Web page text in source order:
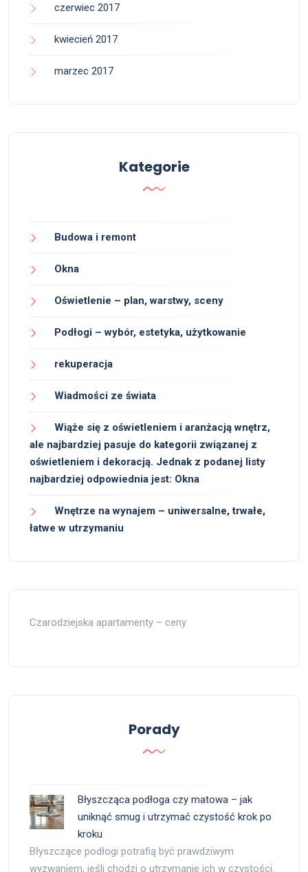
czerwiec 2017
kwiecień 2017
marzec 2017
Kategorie
Budowa i remont
Okna
Oświetlenie – plan, warstwy, sceny
Podłogi – wybór, estetyka, użytkowanie
rekuperacja
Wiadmości ze świata
Wiąże się z oświetleniem i aranżacją wnętrz,
ale najbardziej pasuje do kategorii związanej z
oświetleniem i dekoracją. Jednak z podanej listy
najbardziej odpowiednia jest: Okna
Wnętrze na wynajem – uniwersalne, trwałe,
łatwe w utrzymaniu
Czarodziejska apartamenty – ceny
Porady
Błyszcząca podłoga czy matowa – jak
uniknąć smug i utrzymać czystość krok po
kroku
Błyszczące podłogi potrafią być prawdziwym
wyzwaniem, jeśli chodzi o utrzymanie ich w czystości.